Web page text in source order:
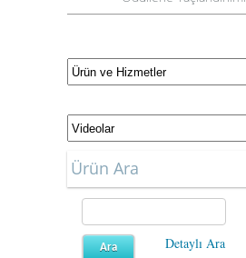
Ürün Ara
Detaylı Ara